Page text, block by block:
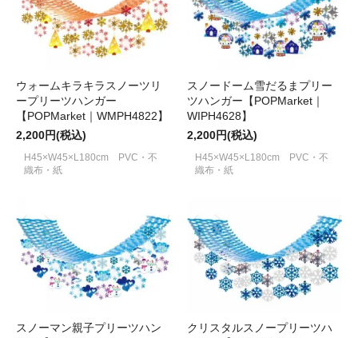
ウォームキラキラスノーツリ
ープリーツハンガー
【POPMarket｜WMPH4822】
2,200円(税込)
H45×W45×L180cm PVC・不
織布・紙
スノードーム雪だるまプリー
ツハンガー【POPMarket｜
WIPH4628】
2,200円(税込)
H45×W45×L180cm PVC・不
織布・紙
スノーマン親子プリーツハン
クリスタルスノープリーツハ